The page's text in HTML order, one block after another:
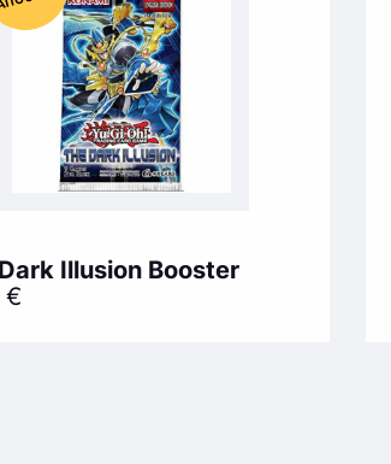
Illusion Booster
€